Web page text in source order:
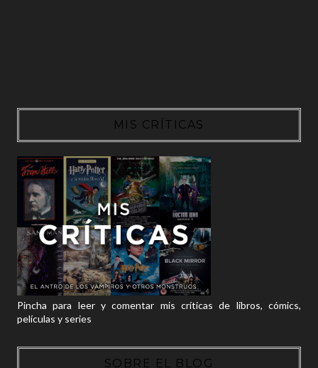
MIS CRÍTICAS
Pincha para leer y comentar mis críticas de libros, cómics,
películas y series
SOBRE EL BLOG